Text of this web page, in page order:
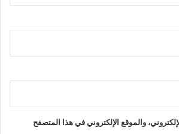
والموقع الإلكتروني في هذا المتصفح